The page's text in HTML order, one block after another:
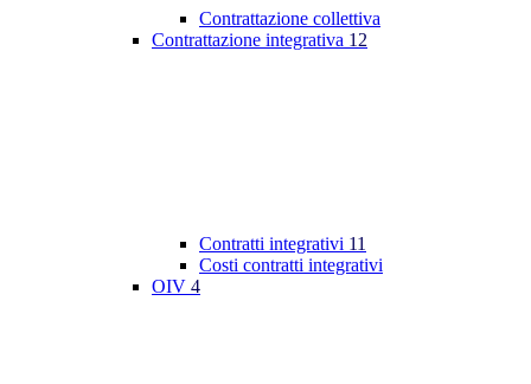
Contrattazione collettiva
Contrattazione integrativa 12
Contratti integrativi 11
Costi contratti integrativi
OIV 4